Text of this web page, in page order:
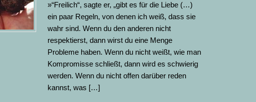
»“Freilich“, sagte er, „gibt es für die Liebe (…)
ein paar Regeln, von denen ich weiß, dass sie
wahr sind. Wenn du den anderen nicht
respektierst, dann wirst du eine Menge
Probleme haben. Wenn du nicht weißt, wie man
Kompromisse schließt, dann wird es schwierig
werden. Wenn du nicht offen darüber reden
kannst, was […]